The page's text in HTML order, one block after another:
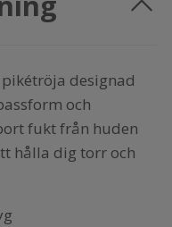
designad
och
fukt från huden
hålla dig torr och